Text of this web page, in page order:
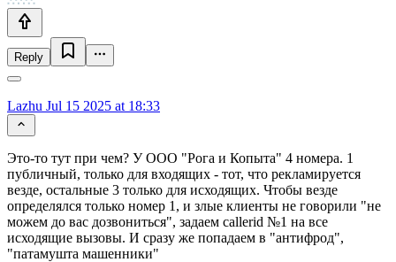
Reply
Lazhu Jul 15 2025 at 18:33
Это-то тут при чем? У ООО "Рога и Копыта" 4 номера. 1
публичный, только для входящих - тот, что рекламируется
везде, остальные 3 только для исходящих. Чтобы везде
определялся только номер 1, и злые клиенты не говорили "не
можем до вас дозвониться", задаем callerid №1 на все
исходящие вызовы. И сразу же попадаем в "антифрод",
"патамушта машенники"